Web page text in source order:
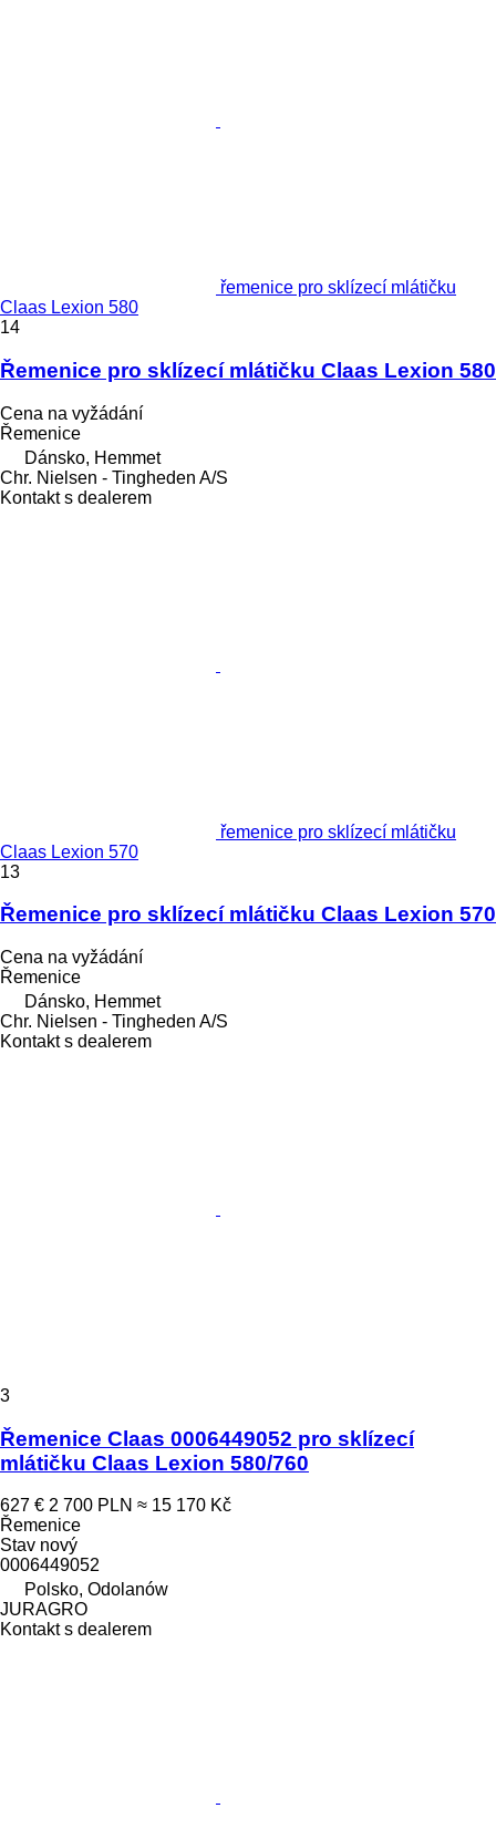
řemenice pro sklízecí mlátičku
Claas Lexion 580
14
Řemenice pro sklízecí mlátičku Claas Lexion 580
Cena na vyžádání
Řemenice
Dánsko, Hemmet
Chr. Nielsen - Tingheden A/S
Kontakt s dealerem
řemenice pro sklízecí mlátičku
Claas Lexion 570
13
Řemenice pro sklízecí mlátičku Claas Lexion 570
Cena na vyžádání
Řemenice
Dánsko, Hemmet
Chr. Nielsen - Tingheden A/S
Kontakt s dealerem
3
Řemenice Claas 0006449052 pro sklízecí
mlátičku Claas Lexion 580/760
627 € 2 700 PLN ≈ 15 170 Kč
Řemenice
Stav nový
0006449052
Polsko, Odolanów
JURAGRO
Kontakt s dealerem